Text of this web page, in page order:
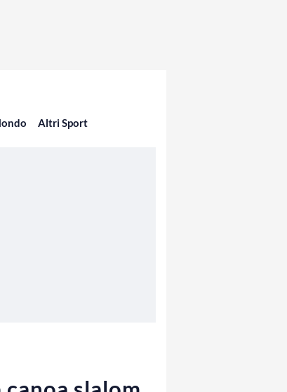
Altri Sport